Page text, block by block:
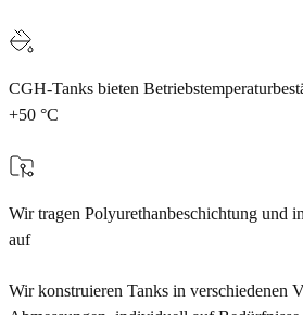
CGH-Tanks bieten
+50 °C
Wir tragen Polyurethanbeschichtung und
auf
Wir konstruieren Tanks in verschiedenen